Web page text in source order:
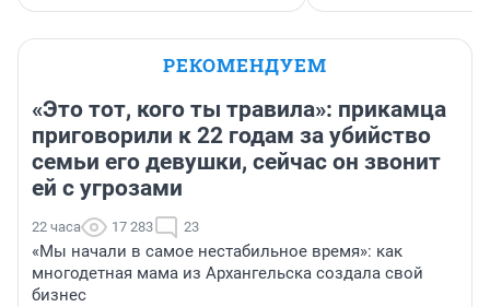
РЕКОМЕНДУЕМ
«Это тот, кого ты травила»: прикамца
приговорили к 22 годам за убийство
семьи его девушки, сейчас он звонит
ей с угрозами
22 часа 17 283 23
«Мы начали в самое нестабильное время»: как
многодетная мама из Архангельска создала свой
бизнес